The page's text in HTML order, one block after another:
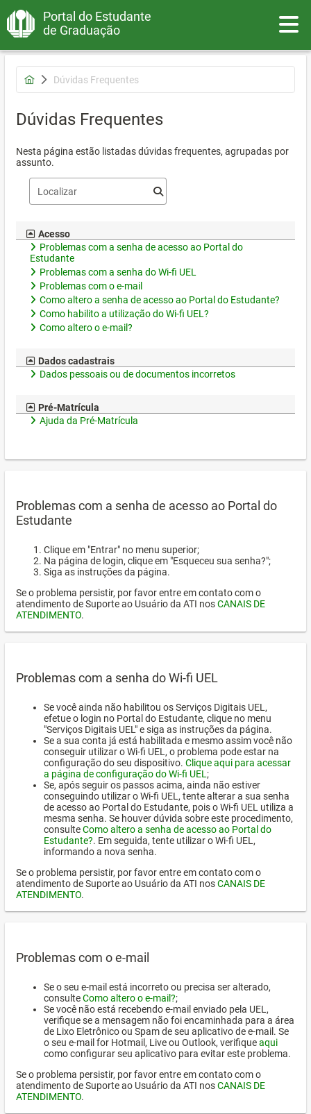
Portal do Estudante
de Graduação
Dúvidas Frequentes
Dúvidas Frequentes
Nesta página estão listadas dúvidas frequentes, agrupadas por
assunto.
Acesso
Problemas com a senha de acesso ao Portal do
Estudante
Problemas com a senha do Wi-fi UEL
Problemas com o e-mail
Como altero a senha de acesso ao Portal do Estudante?
Como habilito a utilização do Wi-fi UEL?
Como altero o e-mail?
Dados cadastrais
Dados pessoais ou de documentos incorretos
Pré-Matrícula
Ajuda da Pré-Matrícula
Problemas com a senha de acesso ao Portal do
Estudante
Clique em "Entrar" no menu superior;
Na página de login, clique em "Esqueceu sua senha?";
Siga as instruções da página.
Se o problema persistir, por favor entre em contato com o
atendimento de Suporte ao Usuário da ATI nosCANAIS DE
ATENDIMENTO.
Problemas com a senha do Wi-fi UEL
Se você ainda não habilitou os Serviços Digitais UEL,
efetue o login no Portal do Estudante, clique no menu
"Serviços Digitais UEL" e siga as instruções da página.
Se a sua conta já está habilitada e mesmo assim você não
conseguir utilizar o Wi-fi UEL, o problema pode estar na
configuração do seu dispositivo. Clique aqui para acessar
a página de configuração do Wi-fi UEL ;
Se, após seguir os passos acima, ainda não estiver
conseguindo utilizar o Wi-fi UEL, tente alterar a sua senha
de acesso ao Portal do Estudante, pois o Wi-fi UEL utiliza a
mesma senha. Se houver dúvida sobre este procedimento,
consulteComo altero a senha de acesso ao Portal do
Estudante?. Em seguida, tente utilizar o Wi-fi UEL,
informando a nova senha.
Se o problema persistir, por favor entre em contato com o
atendimento de Suporte ao Usuário da ATI nosCANAIS DE
ATENDIMENTO.
Problemas com o e-mail
Se o seu e-mail está incorreto ou precisa ser alterado,
consulteComo altero o e-mail?;
Se você não está recebendo e-mail enviado pela UEL,
verifique se a mensagem não foi encaminhada para a área
de Lixo Eletrônico ou Spam de seu aplicativo de e-mail. Se
o seu e-mail for Hotmail, Live ou Outlook, verifiqueaqui
como configurar seu aplicativo para evitar este problema.
Se o problema persistir, por favor entre em contato com o
atendimento de Suporte ao Usuário da ATI nosCANAIS DE
ATENDIMENTO.